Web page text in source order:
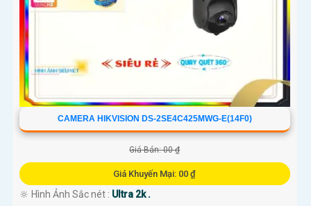
CAMERA HIKVISION DS-2SE4C425MWG-E(14F0)
Giá Bán: 00 ₫
Giá Khuyến Mại: 00 ₫
🔆 Hình Ảnh Sắc nét : Ultra 2k .